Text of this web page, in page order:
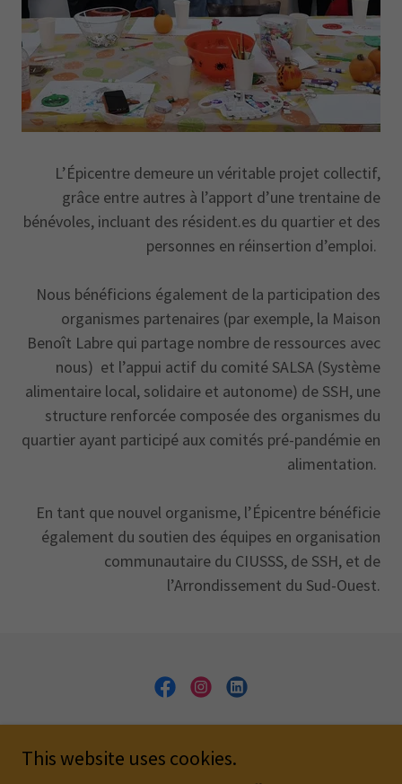
L’Épicentre demeure un véritable projet collectif,
grâce entre autres à l’apport d’une trentaine de
bénévoles, incluant des résident.es du quartier et des
personnes en réinsertion d’emploi.
Nous bénéficions également de la participation des
organismes partenaires (par exemple, la Maison
Benoît Labre qui partage nombre de ressources avec
nous) et l’appui actif du comité SALSA (Système
alimentaire local, solidaire et autonome) de SSH, une
structure renforcée composée des organismes du
quartier ayant participé aux comités pré-pandémie en
alimentation.
En tant que nouvel organisme, l’Épicentre bénéficie
également du soutien des équipes en organisation
communautaire du CIUSSS, de SSH, et de
l’Arrondissement du Sud-Ouest.
This website uses cookies.